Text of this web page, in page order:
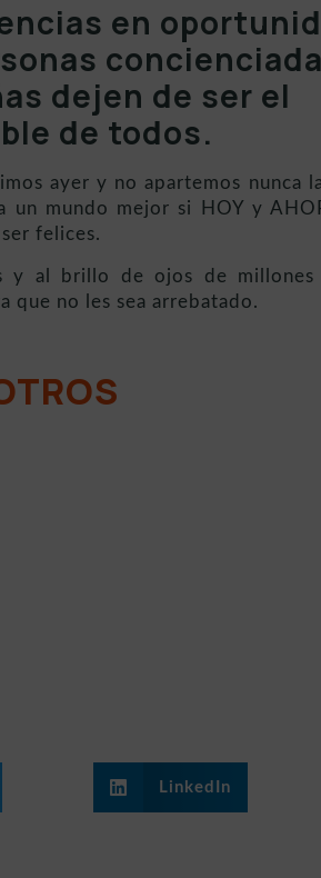
en
dejen de ser el
de todos.
ayer y no apartemos nunca
un mundo mejor si HOY y
felices.
y al brillo de ojos de millones
que no les sea arrebatado.
LinkedIn